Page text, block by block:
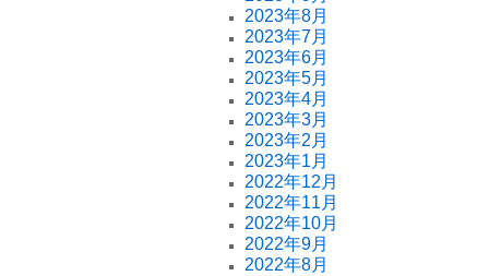
2023年8月
2023年7月
2023年6月
2023年5月
2023年4月
2023年3月
2023年2月
2023年1月
2022年12月
2022年11月
2022年10月
2022年9月
2022年8月